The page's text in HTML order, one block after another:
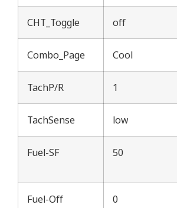
CHT_Toggle off
Combo_Page Cool
TachP/R 1
TachSense low
Fuel-SF 50
Fuel-Off 0